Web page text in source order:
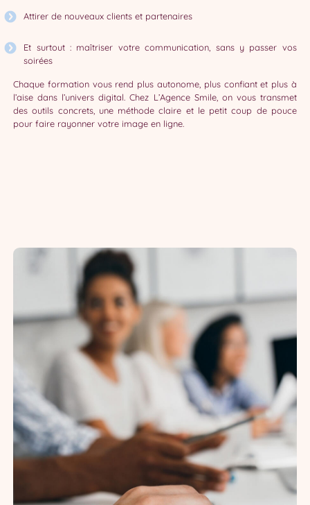
Attirer de nouveaux clients et partenaires
Et surtout : maîtriser votre communication, sans y passer vos
soirées
Chaque formation vous rend plus autonome, plus confiant et plus à
l’aise dans l’univers digital. Chez L’Agence Smile, on vous transmet
des outils concrets, une méthode claire et le petit coup de pouce
pour faire rayonner votre image en ligne.